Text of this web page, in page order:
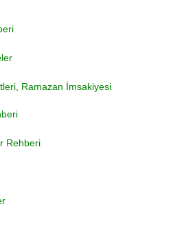
Ramazan İmsakiyesi
Rehberi